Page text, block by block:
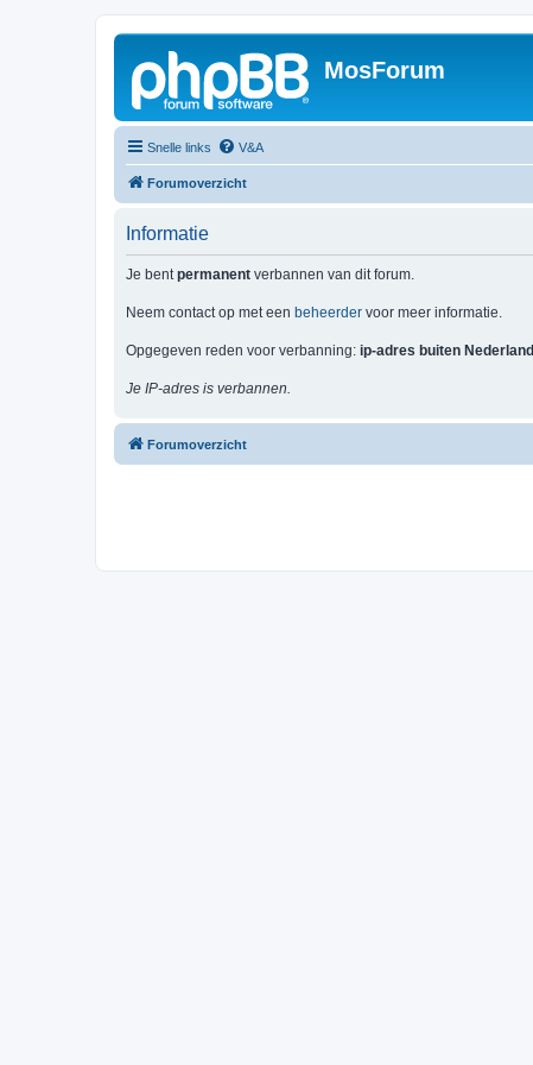
MosForum
Snelle links V&A
Forumoverzicht
Informatie
Je bentpermanent verbannen van dit forum.
Neem contact op met een beheerder voor meer informatie.
Opgegeven reden voor verbanning: ip-adres buiten Nederland
Je IP-adres is verbannen.
Forumoverzicht